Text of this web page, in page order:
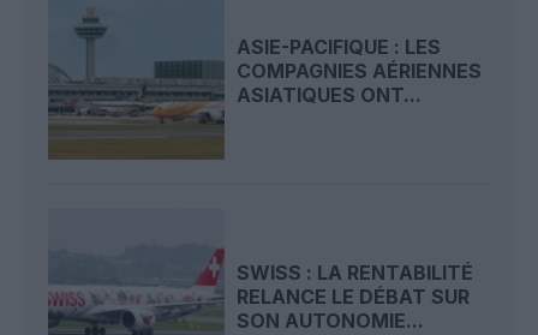
ASIE-PACIFIQUE : LES
COMPAGNIES AÉRIENNES
ASIATIQUES ONT...
SWISS : LA RENTABILITÉ
RELANCE LE DÉBAT SUR
SON AUTONOMIE...